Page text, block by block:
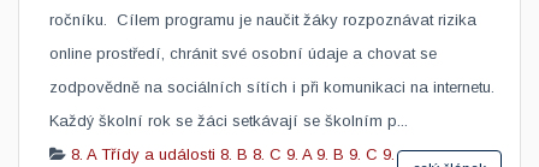
ročníku. Cílem programu je naučit žáky rozpoznávat rizika
online prostředí, chránit své osobní údaje a chovat se
zodpovědně na sociálních sítích i při komunikaci na internetu.
Každý školní rok se žáci setkávají se školním p...
8. A Třídy a události 8. B 8. C 9. A 9. B 9. C 9.